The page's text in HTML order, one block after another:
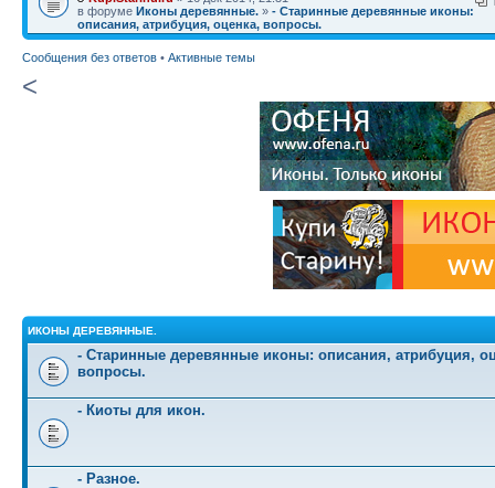
в форуме Иконы деревянные. » - Старинные деревянные иконы:
описания, атрибуция, оценка, вопросы.
Сообщения без ответов • Активные темы
<
ИКОНЫ ДЕРЕВЯННЫЕ.
- Старинные деревянные иконы: описания, атрибуция,
вопросы.
- Киоты для икон.
- Разное.